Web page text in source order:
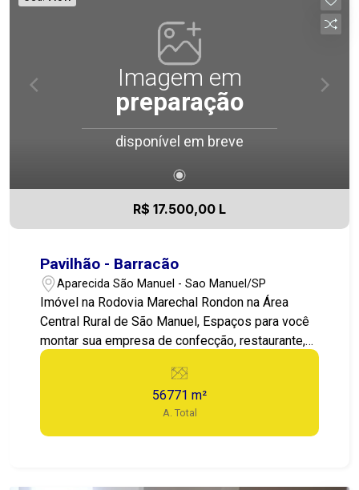
Imagem em
preparação
disponível em breve
R$ 17.500,00 L
Pavilhão - Barracão
Aparecida São Manuel - Sao Manuel/SP
Imóvel na Rodovia Marechal Rondon na Área
Central Rural de São Manuel, Espaços para você
montar sua empresa de confecção, restaurante,
lanchonete e outros segmentos...Venham
conhecer essa opção, um centro comercial
---------------------- Prédio com 230 m² de frente
para a Rodovia Marechal Rondon Km 280, com
56771 m²
A. Total